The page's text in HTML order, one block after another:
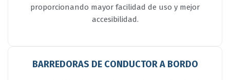
proporcionando mayor facilidad de uso y mejor
accesibilidad.
BARREDORAS DE CONDUCTOR A BORDO